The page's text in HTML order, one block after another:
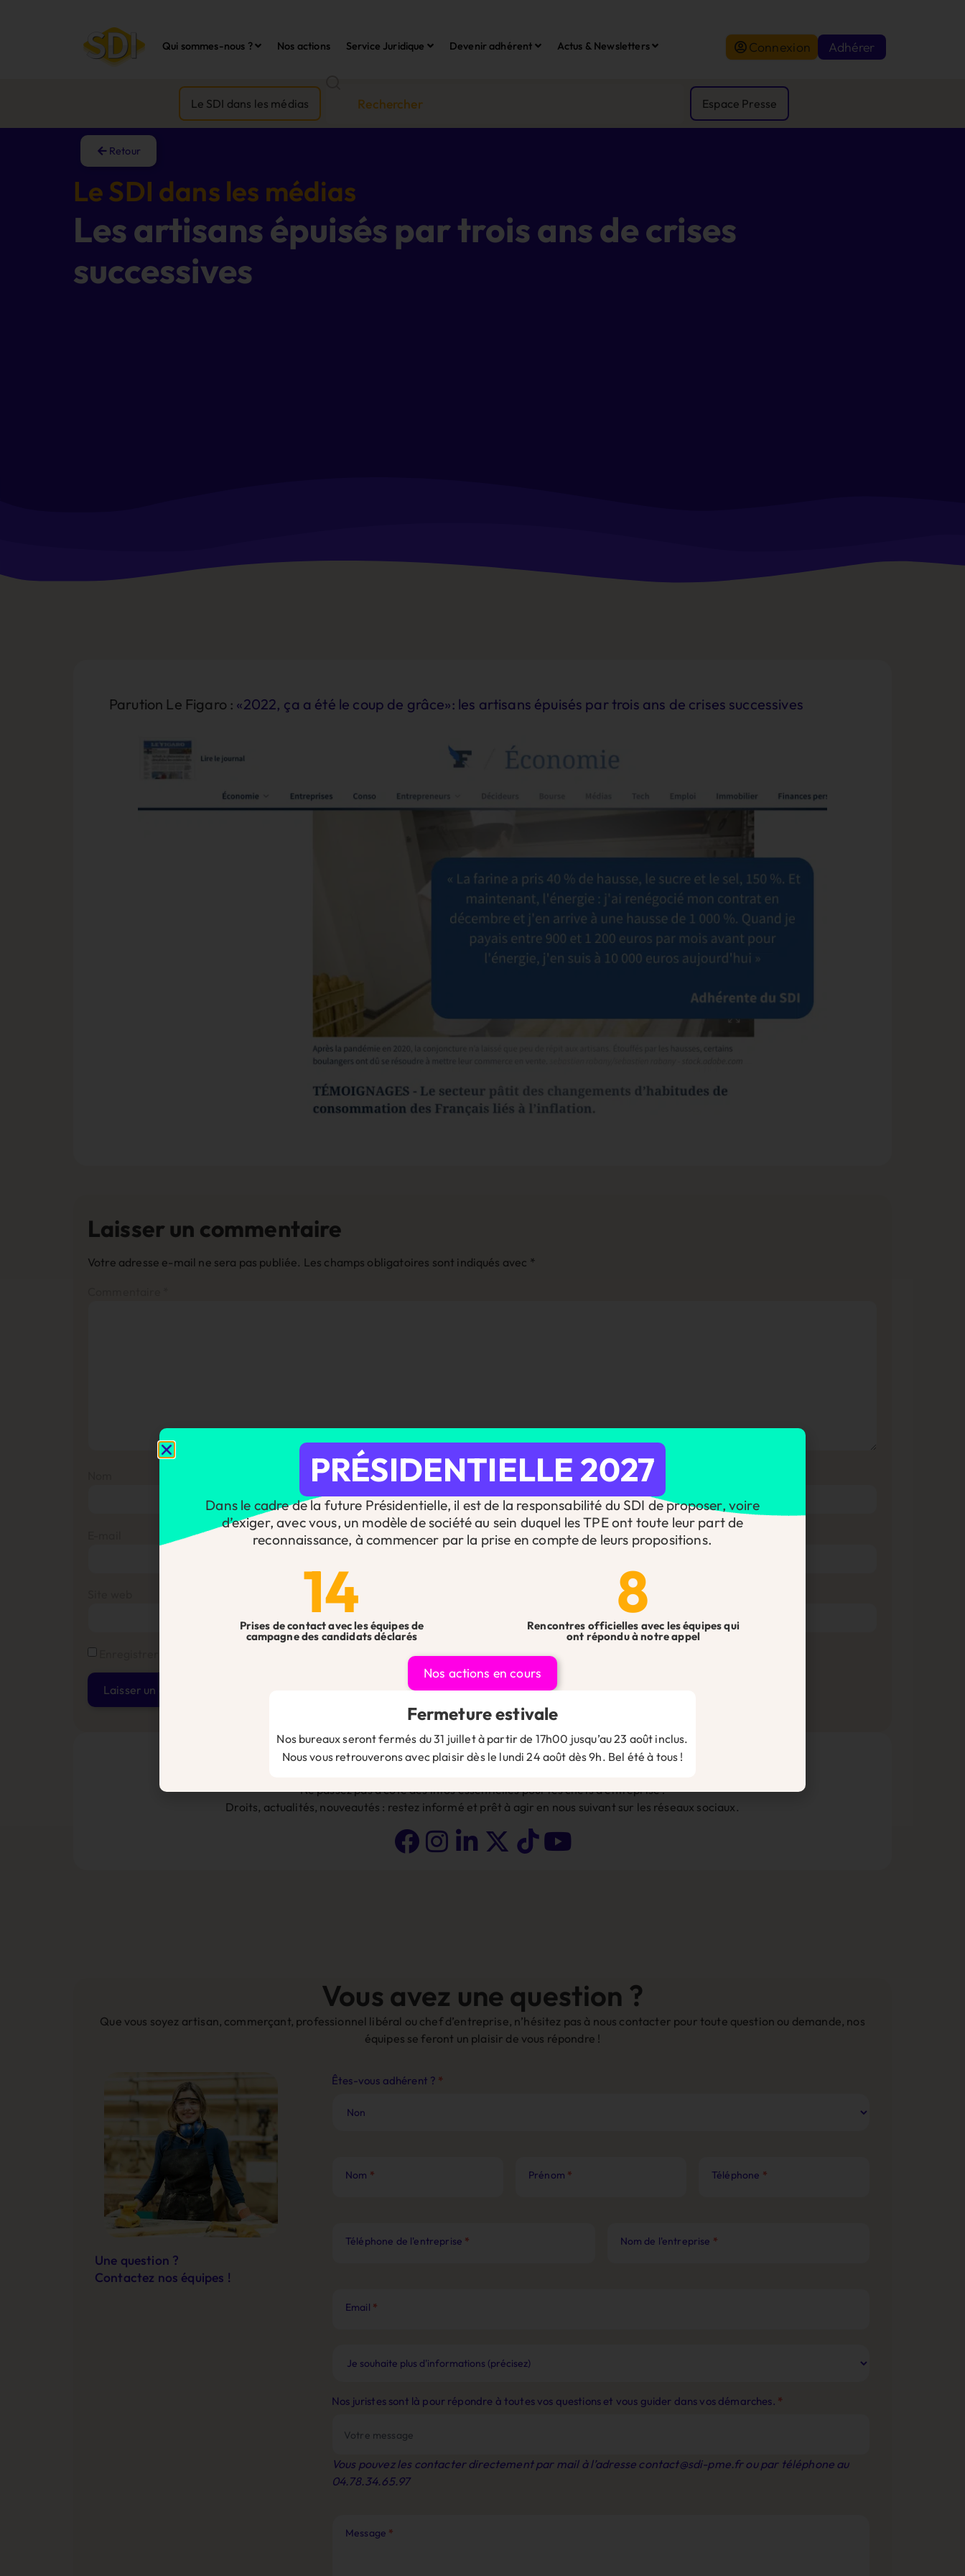
Qui sommes-nous ? Nos actions Service Juridique Devenir adhérent Actus & Newsletters Connexion Adhérer
Le SDI dans les médias Espace Presse
Retour
Le SDI dans les médias
Les artisans épuisés par trois ans de crises
successives
Parution Le Figaro : «2022, ça a été le coup de grâce»: les artisans épuisés par trois ans de crises successives
Laisser un commentaire
Votre adresse e-mail ne sera pas publiée. Les champs obligatoires sont indiqués avec *
Enregistrer mon nom, mon e-mail et mon site dans le navigateur pour mon prochain commentaire.
Suivez-nous sur les réseaux 👇
Ne passez pas à côté des infos essentielles pour les chefs d’entreprise !
Droits, actualités, nouveautés : restez informé et prêt à agir en nous suivant sur les réseaux sociaux.
Vous avez une question ?
Que vous soyez artisan, commerçant, professionnel libéral ou chef d’entreprise, n’hésitez pas à nous contacter pour toute question ou demande, nos
équipes se feront un plaisir de vous répondre !
Une question ?
Contactez nos équipes !
Contact
Web
Êtes-vous adhérent ? *
Nom * Prénom * Téléphone *
Téléphone de l'entreprise * Nom de l'entreprise *
Email *
Nos juristes sont là pour répondre à toutes vos questions et vous guider dans vos démarches. *
Vous pouvez les contacter directement par mail à l’adresse contact@sdi-pme.frou par téléphone au
04.78.34.65.97
Message *
PRÉSIDENTIELLE 2027
Dans le cadre de la future Présidentielle, il est de la responsabilité du SDI de proposer, voire
d’exiger, avec vous, un modèle de société au sein duquel les TPE ont toute leur part de
reconnaissance, à commencer par la prise en compte de leurs propositions.
14
Prises de contact avec les équipes de
campagne des candidats déclarés
8
Rencontres officielles avec les équipes qui
ont répondu à notre appel
Nos actions en cours
Fermeture estivale
Nos bureaux seront fermés du 31 juillet à partir de 17h00 jusqu’au 23 août inclus.
Nous vous retrouverons avec plaisir dès le lundi 24 août dès 9h. Bel été à tous !